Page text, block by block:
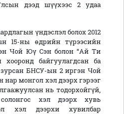
дээд шүүхээс 2 удаа
үндэслэл болох 2012
15-ны өдрийн түрээсийн
Чой Юү Сэн болон “Ай Ти
байгуулагдсан ба
зурсан БНСУ-ын 2 иргэн Чой
монгол хэл дээрх гэрээг
нь тодорхойгүй,
хэл дээрх хувь
хэл дээрхи хувилбар